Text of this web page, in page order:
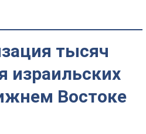
тысяч
израильских
Востоке